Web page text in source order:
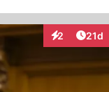
2
Interaktionen
21d